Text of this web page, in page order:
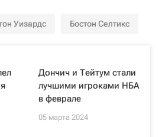
Уизардс Бостон Селтикс
Дончич и Тейтум стали
лучшими игроками НБА
в феврале
05 марта 2024